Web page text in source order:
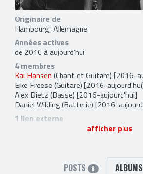
Originaire de
Hambourg, Allemagne
Années actives
de 2016 à aujourd'hui
4 membres
Kai Hansen (Chant et Guitare) [2016-
Eike Freese (Guitare) [2016-
Alex Dietz (Basse) [2016-aujourd'hui]
Daniel Wilding(Batterie) [2016-
1 lien externe
afficher plus
POSTS 8 ALBUMS